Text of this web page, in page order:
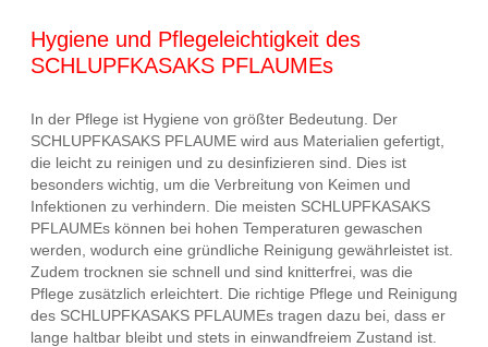
Hygiene und Pflegeleichtigkeit des
SCHLUPFKASAKS PFLAUMEs
In der Pflege ist Hygiene von größter Bedeutung. Der
SCHLUPFKASAKS PFLAUME wird aus Materialien gefertigt,
die leicht zu reinigen und zu desinfizieren sind. Dies ist
besonders wichtig, um die Verbreitung von Keimen und
Infektionen zu verhindern. Die meisten SCHLUPFKASAKS
PFLAUMEs können bei hohen Temperaturen gewaschen
werden, wodurch eine gründliche Reinigung gewährleistet ist.
Zudem trocknen sie schnell und sind knitterfrei, was die
Pflege zusätzlich erleichtert. Die richtige Pflege und Reinigung
des SCHLUPFKASAKS PFLAUMEs tragen dazu bei, dass er
lange haltbar bleibt und stets in einwandfreiem Zustand ist.